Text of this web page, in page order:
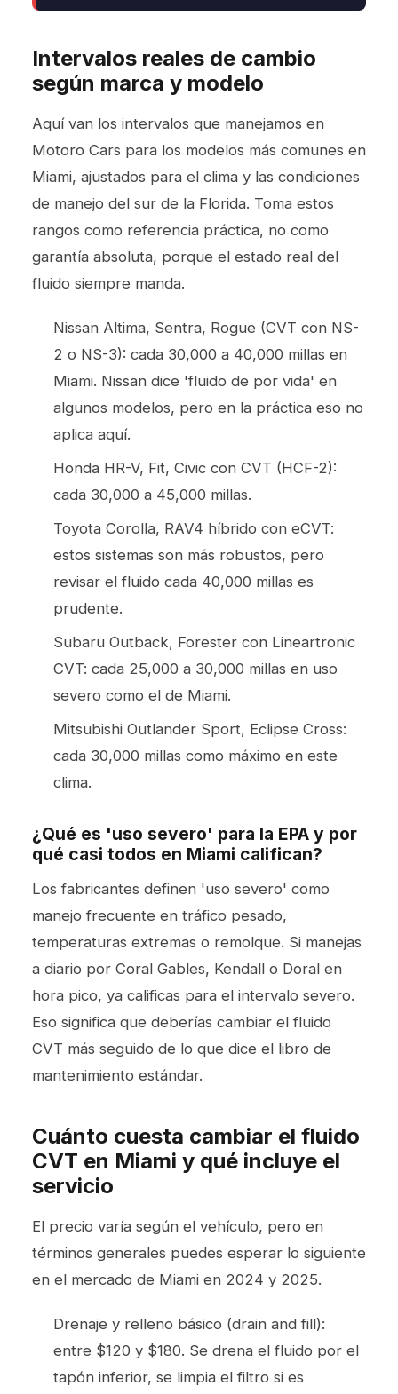
Intervalos reales de cambio
según marca y modelo
Aquí van los intervalos que manejamos en
Motoro Cars para los modelos más comunes en
Miami, ajustados para el clima y las condiciones
de manejo del sur de la Florida. Toma estos
rangos como referencia práctica, no como
garantía absoluta, porque el estado real del
fluido siempre manda.
Nissan Altima, Sentra, Rogue (CVT con NS-
2 o NS-3): cada 30,000 a 40,000 millas en
Miami. Nissan dice 'fluido de por vida' en
algunos modelos, pero en la práctica eso no
aplica aquí.
Honda HR-V, Fit, Civic con CVT (HCF-2):
cada 30,000 a 45,000 millas.
Toyota Corolla, RAV4 híbrido con eCVT:
estos sistemas son más robustos, pero
revisar el fluido cada 40,000 millas es
prudente.
Subaru Outback, Forester con Lineartronic
CVT: cada 25,000 a 30,000 millas en uso
severo como el de Miami.
Mitsubishi Outlander Sport, Eclipse Cross:
cada 30,000 millas como máximo en este
clima.
¿Qué es 'uso severo' para la EPA y por
qué casi todos en Miami califican?
Los fabricantes definen 'uso severo' como
manejo frecuente en tráfico pesado,
temperaturas extremas o remolque. Si manejas
a diario por Coral Gables, Kendall o Doral en
hora pico, ya calificas para el intervalo severo.
Eso significa que deberías cambiar el fluido
CVT más seguido de lo que dice el libro de
mantenimiento estándar.
Cuánto cuesta cambiar el fluido
CVT en Miami y qué incluye el
servicio
El precio varía según el vehículo, pero en
términos generales puedes esperar lo siguiente
en el mercado de Miami en 2024 y 2025.
Drenaje y relleno básico (drain and fill):
entre $120 y $180. Se drena el fluido por el
tapón inferior, se limpia el filtro si es